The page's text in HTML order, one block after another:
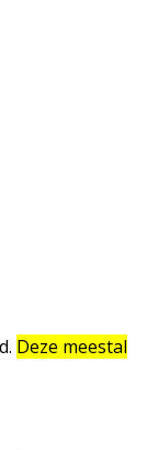
Deze meestal